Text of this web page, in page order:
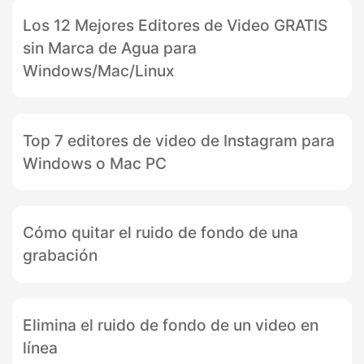
Los 12 Mejores Editores de Video GRATIS
sin Marca de Agua para
Windows/Mac/Linux
Top 7 editores de video de Instagram para
Windows o Mac PC
Cómo quitar el ruido de fondo de una
grabación
Elimina el ruido de fondo de un video en
línea